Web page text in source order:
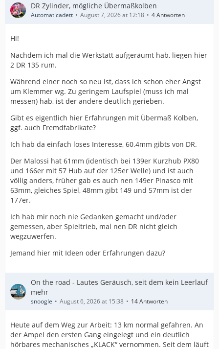
DR Zylinder, mögliche Übermaßkolben
Automaticadett August 7, 2026 at 12:18 4 Antworten
Hi!
Nachdem ich mal die Werkstatt aufgeräumt hab, liegen hier
2 DR 135 rum.
Während einer noch so neu ist, dass ich schon eher Angst
um Klemmer wg. Zu geringem Laufspiel (muss ich mal
messen) hab, ist der andere deutlich gerieben.
Gibt es eigentlich hier Erfahrungen mit Übermaß Kolben,
ggf. auch Fremdfabrikate?
Ich hab da einfach loses Interesse, 60.4mm gibts von DR.
Der Malossi hat 61mm (identisch bei 139er Kurzhub PX80
und 166er mit 57 Hub auf der 125er Welle) und ist auch
völlig anders, früher gab es auch nen 149er Pinasco mit
63mm, gleiches Spiel, 48mm gibt 149 und 57mm ist der
177er.
Ich hab mir noch nie Gedanken gemacht und/oder
gemessen, aber Spieltrieb, mal nen DR nicht gleich
wegzuwerfen.
Jemand hier mit Ideen oder Erfahrungen dazu?
On the road - Lautes Geräusch, seit dem kein Leerlauf
mehr
snoogle August 6, 2026 at 15:38 14 Antworten
Heute auf dem Weg zur Arbeit: 13 km normal gefahren. An
der Ampel den ersten Gang eingelegt und ein deutlich
hörbares mechanisches „KLACK“ vernommen. Seit dem läuft